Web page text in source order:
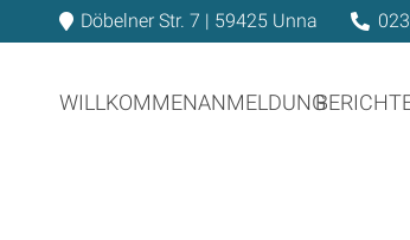
Döbelner Str. 7 | 59425 Unna
WILLKOMMENANMELDUNG